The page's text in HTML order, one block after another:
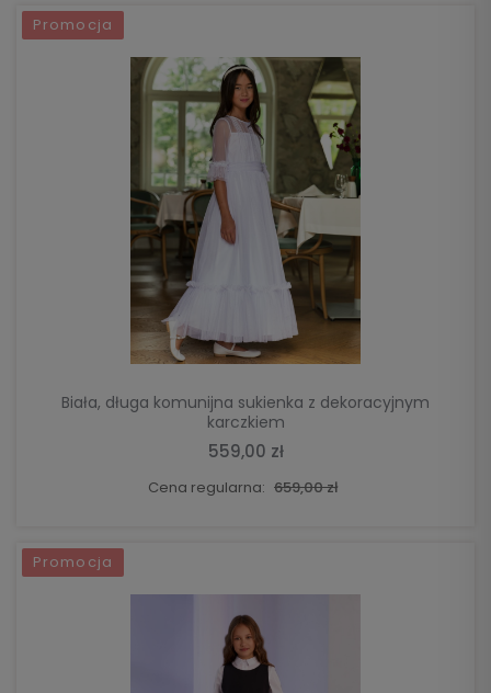
Biała, długa komunijna sukienka z dekoracyjnym
karczkiem
559,00 zł
Cena regularna: 659,00 zł
DO KOSZYKA
Promocja
Promocja